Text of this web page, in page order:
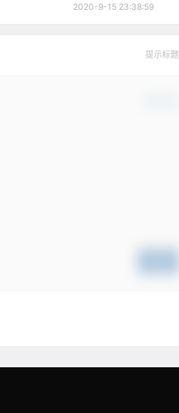
2020-9-15 23:38:59
提示标题